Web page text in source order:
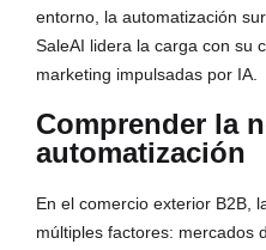
entorno, la automatización
SaleAI lidera la carga con su
marketing impulsadas por IA.
Comprender la
automatización
En el comercio exterior B2B,
múltiples factores: mercados